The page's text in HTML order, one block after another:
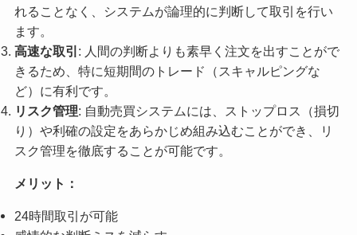
れることなく、システムが論理的に判断して取引を行い
ます。
高速な取引 : 人間の判断よりも素早く注文を出すことがで
きるため、特に短期間のトレード（スキャルピングな
ど）に有利です。
リスク管理: 自動売買システムには、ストップロス（損切
り）や利確の設定をあらかじめ組み込むことができ、リ
スク管理を徹底することが可能です。
メリット：
24時間取引が可能